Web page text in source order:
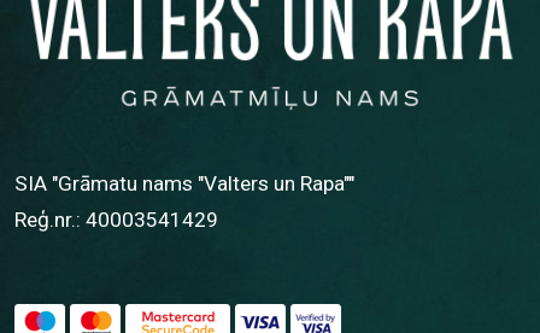
SIA "Grāmatu nams "Valters un Rapa""
Reģ.nr.: 40003541429